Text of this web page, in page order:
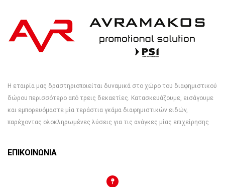
Η εταιρία μας δραστηριοποιείται δυναμικά στο χώρο του διαφημιστικού
δώρου περισσότερο από τρεις δεκαετίες. Κατασκευάζουμε, εισάγουμε
και εμπορευόμαστε μία τεράστια γκάμα διαφημιστικών ειδών,
παρέχοντας ολοκληρωμένες λύσεις για τις ανάγκες μίας επιχείρησης
ΕΠΙΚΟΙΝΩΝΙΑ